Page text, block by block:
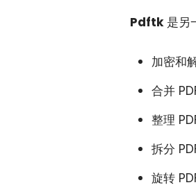
Pdftk是另
加密和
合并
整理
拆分
旋转